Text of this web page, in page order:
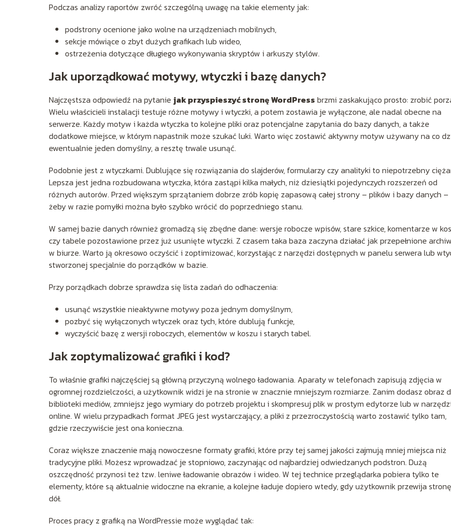
Podczas analizy raportów zwróć szczególną uwagę na takie elementy jak:
podstrony ocenione jako wolne na urządzeniach mobilnych,
sekcje mówiące o zbyt dużych grafikach lub wideo,
ostrzeżenia dotyczące długiego wykonywania skryptów i arkuszy stylów.
Jak uporządkować motywy, wtyczki i bazę danych?
Najczęstsza odpowiedź na pytanie jak przyspieszyć stronę WordPress brzmi zaskakująco prosto: zrobić
Wielu właścicieli instalacji testuje różne motywy i wtyczki, a potem zostawia je wyłączone, ale nadal obecne na
serwerze. Każdy motyw i każda wtyczka to kolejne pliki oraz potencjalne zapytania do bazy danych, a także
dodatkowe miejsce, w którym napastnik może szukać luki. Warto więc zostawić aktywny motyw używany na co
ewentualnie jeden domyślny, a resztę trwale usunąć.
Podobnie jest z wtyczkami. Dublujące się rozwiązania do slajderów, formularzy czy analityki to niepotrzebny
Lepsza jest jedna rozbudowana wtyczka, która zastąpi kilka małych, niż dziesiątki pojedynczych rozszerzeń od
różnych autorów. Przed większym sprzątaniem dobrze zrób kopię zapasową całej strony – plików i bazy danych –
żeby w razie pomyłki można było szybko wrócić do poprzedniego stanu.
W samej bazie danych również gromadzą się zbędne dane: wersje robocze wpisów, stare szkice, komentarze w
czy tabele pozostawione przez już usunięte wtyczki. Z czasem taka baza zaczyna działać jak przepełnione
w biurze. Warto ją okresowo oczyścić i zoptimizować, korzystając z narzędzi dostępnych w panelu serwera lub
stworzonej specjalnie do porządków w bazie.
Przy porządkach dobrze sprawdza się lista zadań do odhaczenia:
usunąć wszystkie nieaktywne motywy poza jednym domyślnym,
pozbyć się wyłączonych wtyczek oraz tych, które dublują funkcje,
wyczyścić bazę z wersji roboczych, elementów w koszu i starych tabel.
Jak zoptymalizować grafiki i kod?
To właśnie grafiki najczęściej są główną przyczyną wolnego ładowania. Aparaty w telefonach zapisują zdjęcia w
ogromnej rozdzielczości, a użytkownik widzi je na stronie w znacznie mniejszym rozmiarze. Zanim dodasz obraz
biblioteki mediów, zmniejsz jego wymiary do potrzeb projektu i skompresuj plik w prostym edytorze lub w
online. W wielu przypadkach format JPEG jest wystarczający, a pliki z przezroczystością warto zostawić tylko tam,
gdzie rzeczywiście jest ona konieczna.
Coraz większe znaczenie mają nowoczesne formaty grafiki, które przy tej samej jakości zajmują mniej miejsca niż
tradycyjne pliki. Możesz wprowadzać je stopniowo, zaczynając od najbardziej odwiedzanych podstron. Dużą
oszczędność przynosi też tzw. leniwe ładowanie obrazów i wideo. W tej technice przeglądarka pobiera tylko te
elementy, które są aktualnie widoczne na ekranie, a kolejne ładuje dopiero wtedy, gdy użytkownik przewija
dół.
Proces pracy z grafiką na WordPressie może wyglądać tak: